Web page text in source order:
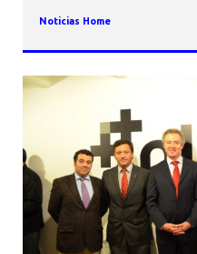
Noticias Home